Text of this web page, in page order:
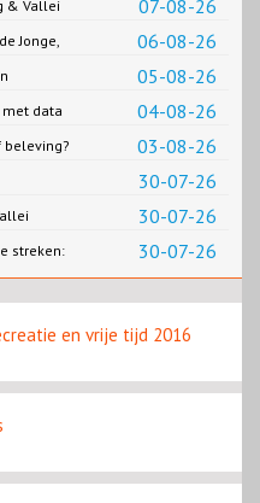
07-08-26
& Vallei
06-08-26
Jonge,
05-08-26
04-08-26
data
03-08-26
beleving?
30-07-26
30-07-26
30-07-26
streken:
en vrije tijd 2016